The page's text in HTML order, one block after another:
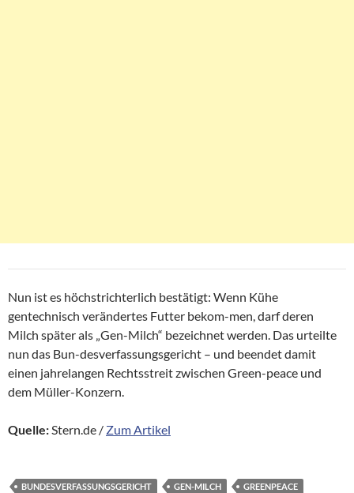
Nun ist es höchstrichterlich bestätigt: Wenn Kühe
gentechnisch verändertes Futter bekom-men, darf deren
Milch später als „Gen-Milch“ bezeichnet werden. Das urteilte
nun das Bun-desverfassungsgericht – und beendet damit
einen jahrelangen Rechtsstreit zwischen Green-peace und
dem Müller-Konzern.
Quelle:Stern.de / Zum Artikel
BUNDESVERFASSUNGSGERICHT GEN-MILCH
GREENPEACE